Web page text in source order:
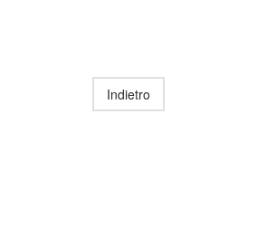
Indietro